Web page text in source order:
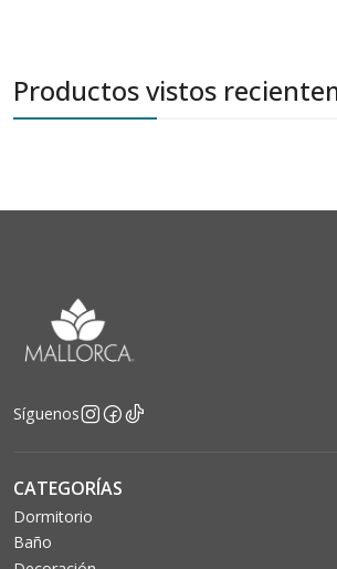
Productos vistos
Síguenos
CATEGORÍAS
Dormitorio
Baño